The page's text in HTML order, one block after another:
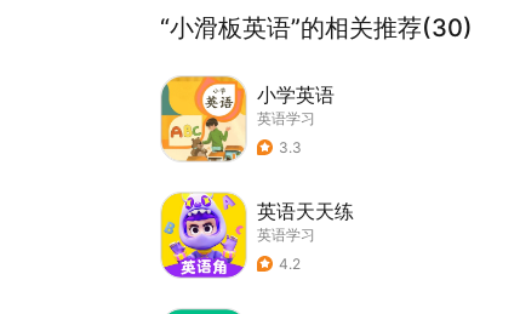
“小滑板英语”的相关推荐(30)
小学英语
英语学习
3.3
英语天天练
英语学习
4.2